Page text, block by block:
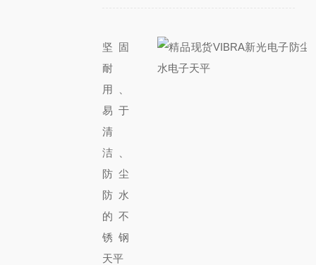
坚固
耐
用、
易于
清
洁、
防尘
防水
的不
锈钢
天平